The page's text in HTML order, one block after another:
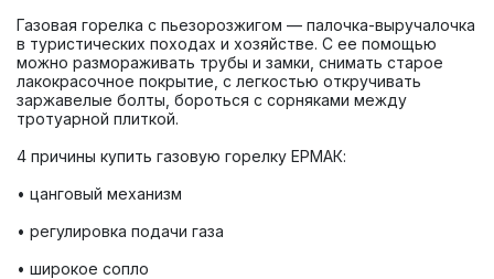
Газовая горелка с пьезорозжигом — палочка-выручалочка
в туристических походах и хозяйстве. С ее помощью
можно размораживать трубы и замки, снимать старое
лакокрасочное покрытие, с легкостью откручивать
заржавелые болты, бороться с сорняками между